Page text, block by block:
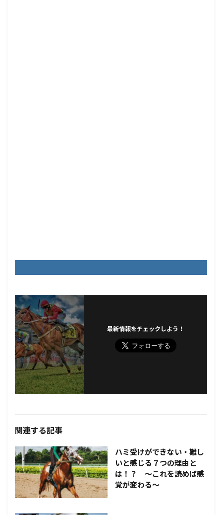
最新情報をチェックしよう！
関連する記事
ハミ受けができない・難し
いと感じる７つの理由と
は！？ ～これを読めば感
覚が変わる～